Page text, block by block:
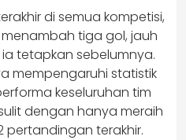
di semua kompetisi,
tiga gol, jauh
tetapkan sebelumnya.
mempengaruhi statistik
keseluruhan tim
dengan hanya meraih
pertandingan terakhir.